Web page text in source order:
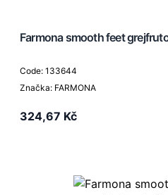
Farmona smooth feet
Code: 133644
Značka: FARMONA
324,67 Kč